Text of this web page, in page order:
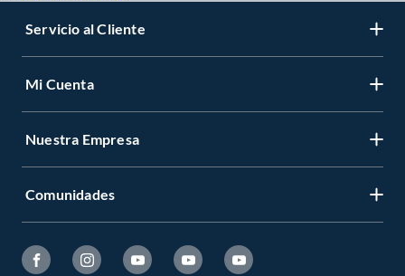
Servicio al Cliente
Mi Cuenta
Nuestra Empresa
Comunidades